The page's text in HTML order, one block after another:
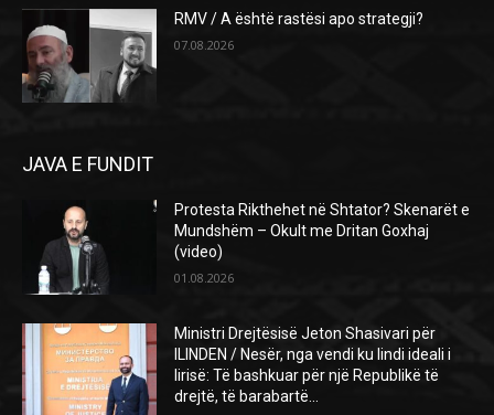
RMV / A është rastësi apo strategji?
07.08.2026
JAVA E FUNDIT
Protesta Rikthehet në Shtator? Skenarët e
Mundshëm – Okult me Dritan Goxhaj
(video)
01.08.2026
Ministri Drejtësisë Jeton Shasivari për
ILINDEN / Nesër, nga vendi ku lindi ideali i
lirisë: Të bashkuar për një Republikë të
drejtë, të barabartë...